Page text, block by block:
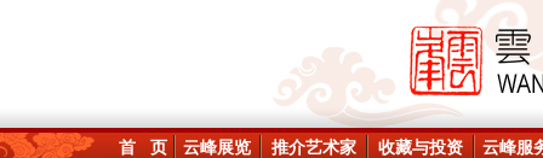
首 页 云峰展览 推介艺术家 收藏与投资 云峰服